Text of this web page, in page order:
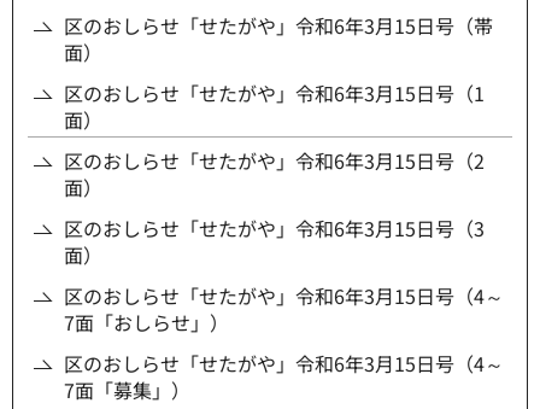
区のおしらせ「せたがや」令和6年3月15日号（帯
面）
区のおしらせ「せたがや」令和6年3月15日号（1
面）
区のおしらせ「せたがや」令和6年3月15日号（2
面）
区のおしらせ「せたがや」令和6年3月15日号（3
面）
区のおしらせ「せたがや」令和6年3月15日号（4～
7面「おしらせ」）
区のおしらせ「せたがや」令和6年3月15日号（4～
7面「募集」）